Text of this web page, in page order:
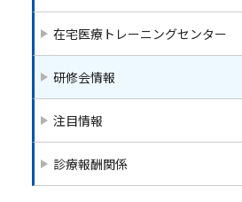
在宅医療トレーニングセンター
研修会情報
注目情報
診療報酬関係